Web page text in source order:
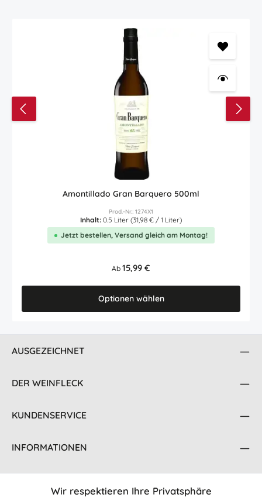
Amontillado Gran Barquero 500ml
Prod.-Nr.: 1274X1
Inhalt: 0.5 Liter (31,98 € / 1 Liter)
Jetzt bestellen, Versand gleich am Montag!
Regulärer Preis:
Ab 15,99 €
Optionen wählen
AUSGEZEICHNET
DER WEINFLECK
KUNDENSERVICE
INFORMATIONEN
Wir respektieren Ihre Privatsphäre